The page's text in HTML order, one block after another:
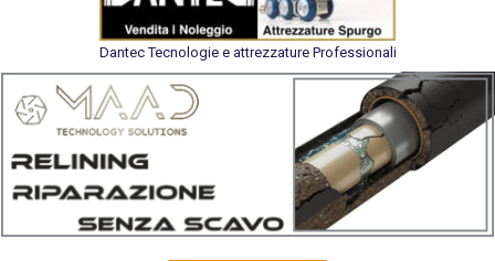
Dantec Tecnologie e attrezzature Professionali